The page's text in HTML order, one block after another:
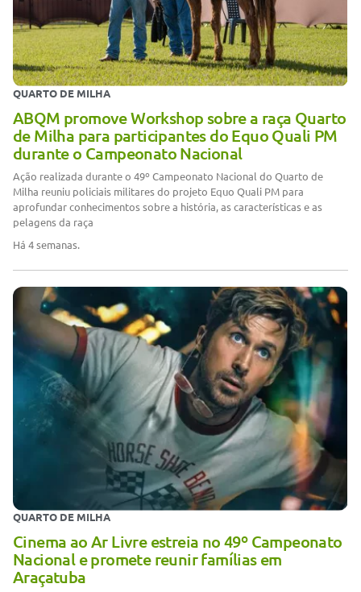
QUARTO DE MILHA
ABQM promove Workshop sobre a raça Quarto
de Milha para participantes do Equo Quali PM
durante o Campeonato Nacional
Ação realizada durante o 49º Campeonato Nacional do Quarto de
Milha reuniu policiais militares do projeto Equo Quali PM para
aprofundar conhecimentos sobre a história, as características e as
pelagens da raça
Há 4 semanas.
QUARTO DE MILHA
Cinema ao Ar Livre estreia no 49º Campeonato
Nacional e promete reunir famílias em
Araçatuba